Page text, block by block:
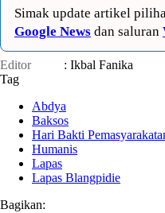
Simak update artikel
Google News dan saluran
Editor
: Ikbal Fanika
Tag
Abdya
Baksos
Hari Bakti
Humanis
Lapas
Lapas Blangpidie
Bagikan: